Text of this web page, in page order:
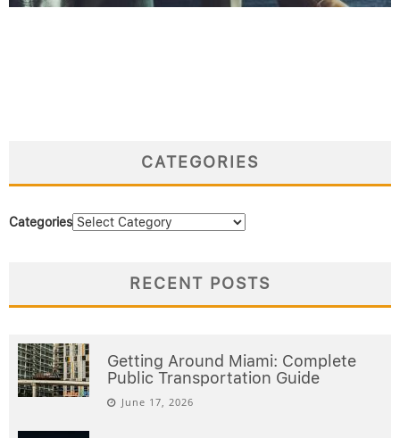
CATEGORIES
Categories
RECENT POSTS
Getting Around Miami: Complete
Public Transportation Guide
June 17, 2026